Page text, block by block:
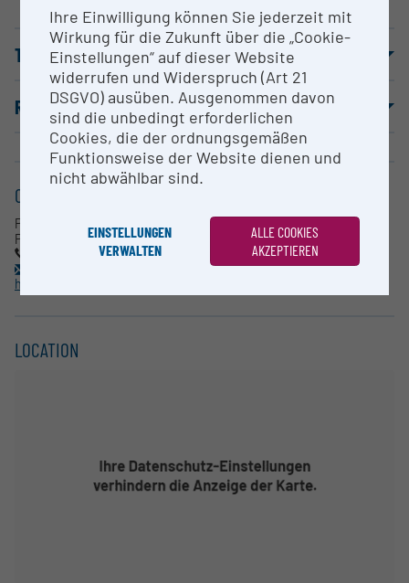
TERMS OF USE
REFERENCE PUBLICATIONS
CONTACT
Prof. Dr. Ulrich Stelzl
Pharmazeutische Chemie
0316 380 5397
https://pharmazie.uni-graz.at/de/
LOCATION
Ihre Einwilligung können Sie jederzeit mit
Wirkung für die Zukunft über die „Cookie-
Einstellungen“ auf dieser Website
widerrufen und Widerspruch (Art 21
DSGVO) ausüben. Ausgenommen davon
sind die unbedingt erforderlichen
Cookies, die der ordnungsgemäßen
Funktionsweise der Website dienen und
nicht abwählbar sind.
EINSTELLUNGEN
VERWALTEN
ALLE COOKIES
AKZEPTIEREN